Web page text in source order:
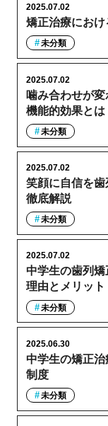
矯正治療にお
2025.07.02
未分類
噛み合わせが
機能的効果とは
2025.07.02
未分類
笑顔に自信を
徹底解説
2025.07.02
未分類
中学生の歯列
理由とメリット
2025.07.02
未分類
中学生の矯正
制度
2025.06.30
未分類